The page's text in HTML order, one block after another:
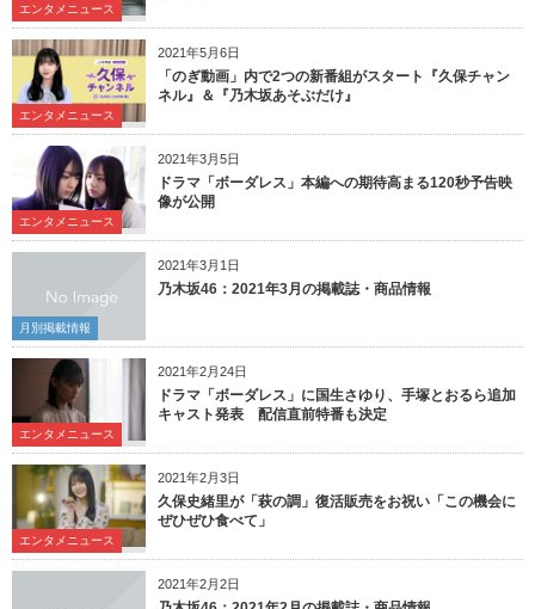
エンタメニュース
2021年5月6日
エンタメニュース
「のぎ動画」内で2つの新番組がスタート『久保チャン
ネル』＆『乃木坂あそぶだけ』
2021年3月5日
エンタメニュース
ドラマ「ボーダレス」本編への期待高まる120秒予告映
像が公開
2021年3月1日
月別掲載情報
乃木坂46：2021年3月の掲載誌・商品情報
2021年2月24日
エンタメニュース
ドラマ「ボーダレス」に国生さゆり、手塚とおるら追加
キャスト発表 配信直前特番も決定
2021年2月3日
エンタメニュース
久保史緒里が「萩の調」復活販売をお祝い「この機会に
ぜひぜひ食べて」
2021年2月2日